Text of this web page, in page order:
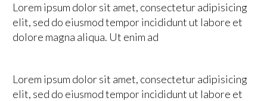
Lorem ipsum dolor sit amet, consectetur adipisicing
elit, sed do eiusmod tempor incididunt ut labore et
dolore magna aliqua. Ut enim ad
Lorem ipsum dolor sit amet, consectetur adipisicing
elit, sed do eiusmod tempor incididunt ut labore et